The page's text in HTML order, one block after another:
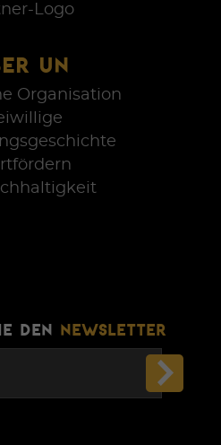
Logo
UN
Organisation
DEN NEWSLETTER